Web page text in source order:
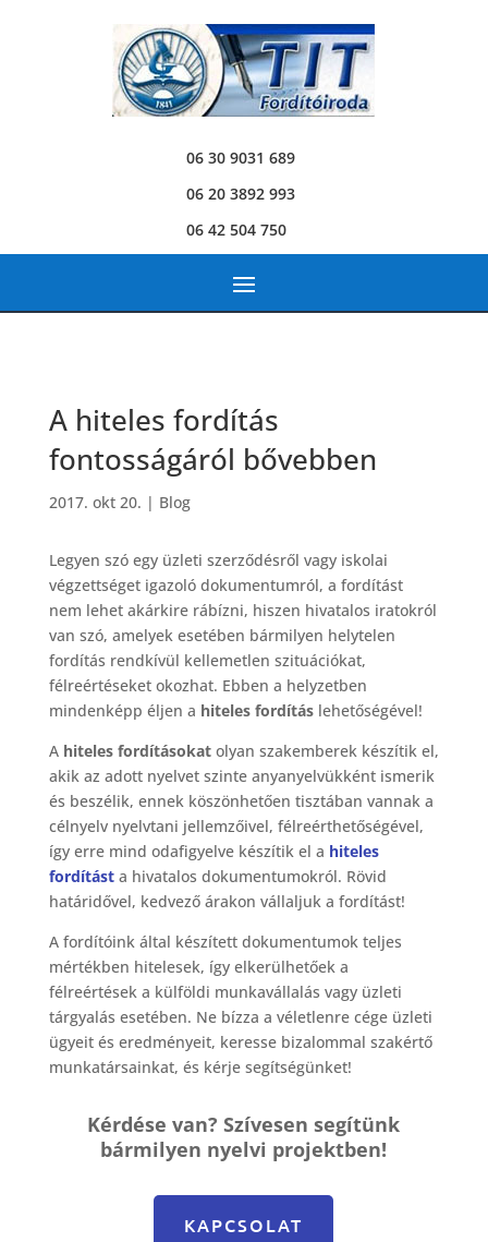
06 30 9031 689
06 20 3892 993
06 42 504 750
A hiteles fordítás
fontosságáról bővebben
2017. okt 20. | Blog
Legyen szó egy üzleti szerződésről vagy iskolai
végzettséget igazoló dokumentumról, a fordítást
nem lehet akárkire rábízni, hiszen hivatalos iratokról
van szó, amelyek esetében bármilyen helytelen
fordítás rendkívül kellemetlen szituációkat,
félreértéseket okozhat. Ebben a helyzetben
mindenképp éljen a hiteles fordításlehetőségével!
A hiteles fordításokatolyan szakemberek készítik el,
akik az adott nyelvet szinte anyanyelvükként ismerik
és beszélik, ennek köszönhetően tisztában vannak a
célnyelv nyelvtani jellemzőivel, félreérthetőségével,
így erre mind odafigyelve készítik el a hiteles
fordításta hivatalos dokumentumokról. Rövid
határidővel, kedvező árakon vállaljuk a fordítást!
A fordítóink által készített dokumentumok teljes
mértékben hitelesek, így elkerülhetőek a
félreértések a külföldi munkavállalás vagy üzleti
tárgyalás esetében. Ne bízza a véletlenre cége üzleti
ügyeit és eredményeit, keresse bizalommal szakértő
munkatársainkat, és kérje segítségünket!
Kérdése van? Szívesen segítünk
bármilyen nyelvi projektben!
KAPCSOLAT